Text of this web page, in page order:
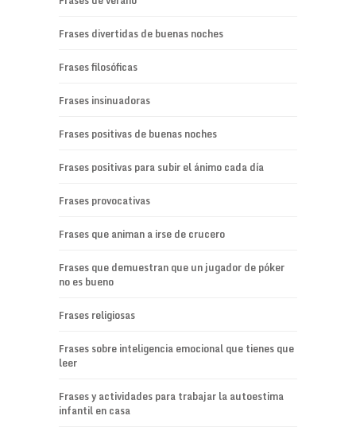
Frases divertidas de buenas noches
Frases filosóficas
Frases insinuadoras
Frases positivas de buenas noches
Frases positivas para subir el ánimo cada día
Frases provocativas
Frases que animan a irse de crucero
Frases que demuestran que un jugador de póker
no es bueno
Frases religiosas
Frases sobre inteligencia emocional que tienes que
leer
Frases y actividades para trabajar la autoestima
infantil en casa